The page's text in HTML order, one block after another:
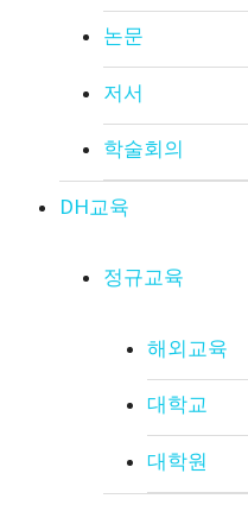
논문
저서
학술회의
DH교육
정규교육
해외교육
대학교
대학원